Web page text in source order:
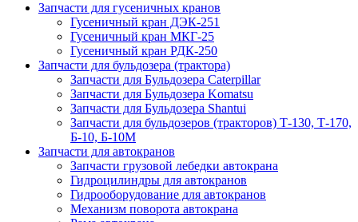
Запчасти для гусеничных кранов
Гусеничный кран ДЭК-251
Гусеничный кран МКГ-25
Гусеничный кран РДК-250
Запчасти для бульдозера (трактора)
Запчасти для Бульдозера Caterpillar
Запчасти для Бульдозера Komatsu
Запчасти для Бульдозера Shantui
Запчасти для бульдозеров (тракторов) Т-130, Т-170,
Б-10, Б-10М
Запчасти для автокранов
Запчасти грузовой лебедки автокрана
Гидроцилиндры для автокранов
Гидрооборудование для автокранов
Механизм поворота автокрана